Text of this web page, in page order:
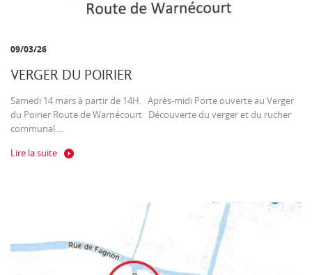
09/03/26
VERGER DU POIRIER
Samedi 14 mars à partir de 14H. Après-midi Porte ouverte au Verger
du Poirier Route de Warnécourt Découverte du verger et du rucher
communal....
Lire la suite